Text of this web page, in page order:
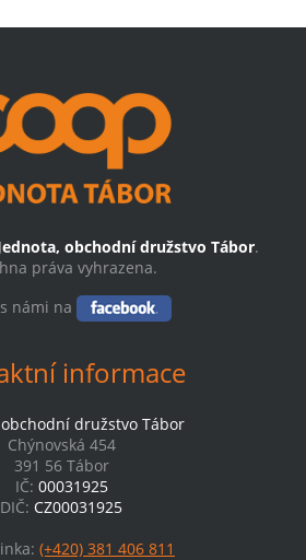
obchodní družstvo Tábor.
práva vyhrazena.
námi na
informace
obchodní družstvo Tábor
Chýnovská 454
391 56 Tábor
IČ: 00031925
DIČ: CZ00031925
(+420) 381 406 811